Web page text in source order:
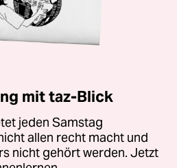
mit taz-Blick
jeden Samstag
allen recht macht und
nicht gehört werden. Jetzt